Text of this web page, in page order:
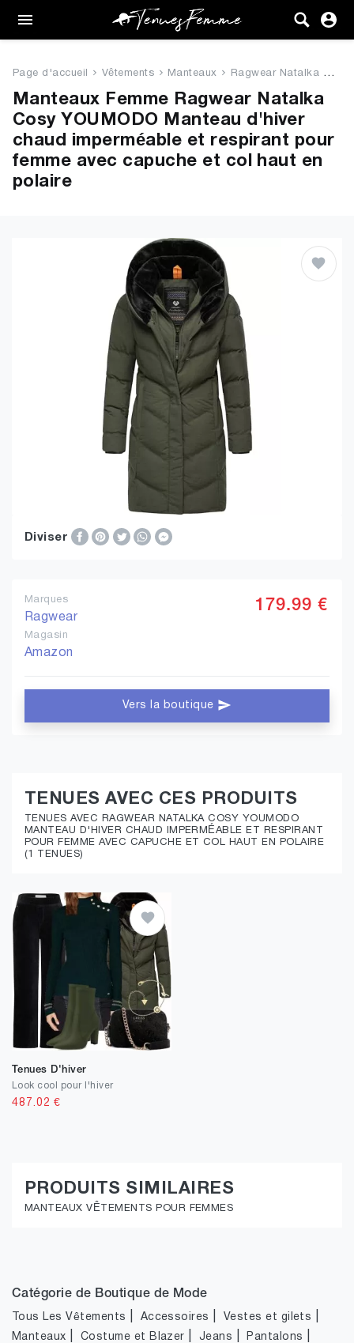
Femme
Vêtements
Chaussures
Sacs
Page d'accueil Vêtements Manteaux Ragwear Natalka Cosy YOUMODO M...
Manteaux Femme Ragwear Natalka
Cosy YOUMODO Manteau d'hiver
chaud imperméable et respirant pour
femme avec capuche et col haut en
polaire
Diviser
Marques
Ragwear
Magasin
Amazon
179.99 €
Vers la boutique
TENUES AVEC CES PRODUITS
TENUES AVEC RAGWEAR NATALKA COSY YOUMODO
MANTEAU D'HIVER CHAUD IMPERMÉABLE ET RESPIRANT
POUR FEMME AVEC CAPUCHE ET COL HAUT EN POLAIRE
(1 TENUES)
Tenues D'hiver
Look cool pour l'hiver
487.02 €
PRODUITS SIMILAIRES
MANTEAUX VÊTEMENTS POUR FEMMES
Catégorie de Boutique de Mode
Tous Les Vêtements Accessoires Vestes et gilets
Manteaux Costume et Blazer Jeans Pantalons